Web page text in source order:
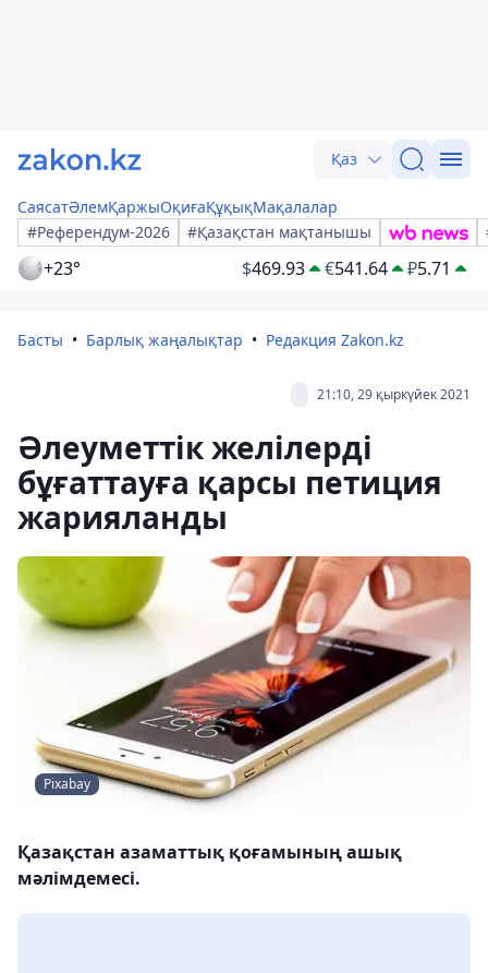
Қаз
СаясатӘлемҚаржыОқиғаҚұқықМақалалар
#Референдум-2026
#Қазақстан мақтанышы
+23° $469.93 €541.64 ₽5.71
Басты Барлық жаңалықтар Редакция Zakon.kz
21:10, 29 қыркүйек 2021
Әлеуметтік желілерді
бұғаттауға қарсы петиция
жарияланды
Pixabay
Қазақстан азаматтық қоғамының ашық
мәлімдемесі.